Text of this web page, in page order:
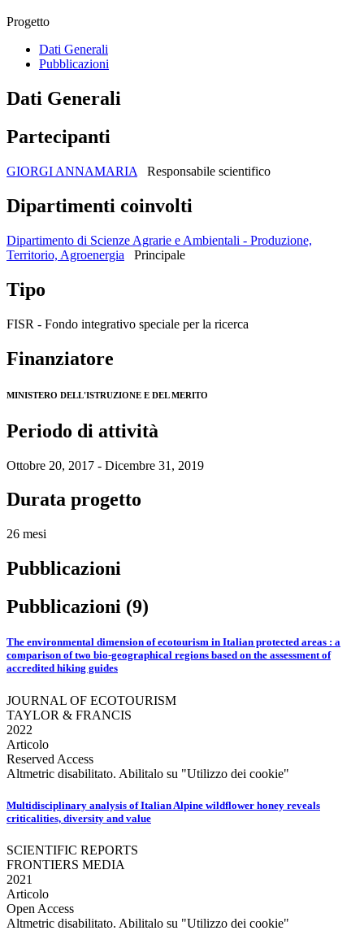
Progetto
Dati Generali
Pubblicazioni
Dati Generali
Partecipanti
GIORGI ANNAMARIA Responsabile scientifico
Dipartimenti coinvolti
Dipartimento di Scienze Agrarie e Ambientali - Produzione,
Territorio, Agroenergia
Principale
Tipo
FISR - Fondo integrativo speciale per la ricerca
Finanziatore
MINISTERO DELL'ISTRUZIONE E DEL MERITO
Periodo di attività
Ottobre 20, 2017 - Dicembre 31, 2019
Durata progetto
26 mesi
Pubblicazioni
Pubblicazioni (9)
The environmental dimension of ecotourism in Italian protected areas : a
comparison of two bio-geographical regions based on the assessment of
accredited hiking guides
JOURNAL OF ECOTOURISM
TAYLOR & FRANCIS
2022
Articolo
Reserved Access
Altmetric disabilitato. Abilitalo su "Utilizzo dei cookie"
Multidisciplinary analysis of Italian Alpine wildflower honey reveals
criticalities, diversity and value
SCIENTIFIC REPORTS
FRONTIERS MEDIA
2021
Articolo
Open Access
Altmetric disabilitato. Abilitalo su "Utilizzo dei cookie"